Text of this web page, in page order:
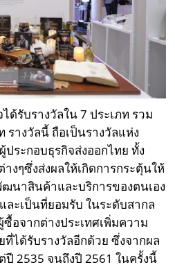
ด้รับรางวัลใน 7 ประเภท รวม
รางวัลนี้ ถือเป็นรางวัลแห่ง
ประกอบธุรกิจส่งออกไทย ทั้ง
งๆซึ่งส่งผลให้เกิดการกระตุ้นให้
นาสินค้าและบริการของตนเอง
ะเป็นที่ยอมรับ ในระดับสากล
อจากต่างประเทศเพิ่มความ
ได้รับรางวัลอีกด้วย ซึ่งจากผล
ปี 2535 จนถึงปี 2561 ในครั้งนี้